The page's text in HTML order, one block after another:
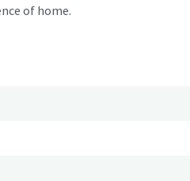
of home.